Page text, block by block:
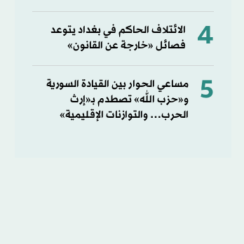
4
الائتلاف الحاكم في بغداد يتوعد
فصائل «خارجة عن القانون»
5
مساعي الحوار بين القيادة السورية
و«حزب الله» تصطدم بـ«إرث
الحرب… والتوازنات الإقليمية»